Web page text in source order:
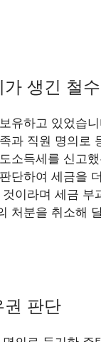
생긴 철수
유하고 있었습
과 직원 명의로
소득세를 신고
단하여 세금을
이라며 세금 부
처분을 취소해
권 판단